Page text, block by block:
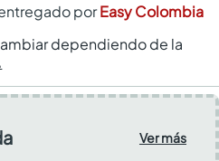
porEasy Colombia
dependiendo de la
Ver más